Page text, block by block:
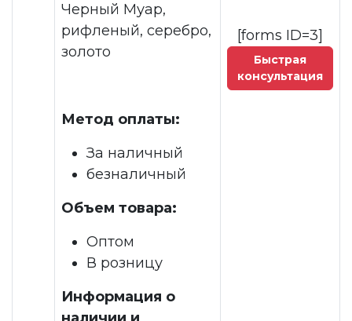
Черный Муар,
рифленый, серебро,
золото
Метод оплаты:
За наличный
безналичный
Объем товара:
Оптом
В розницу
Информация о
[forms ID=3]
Быстрая
консультация